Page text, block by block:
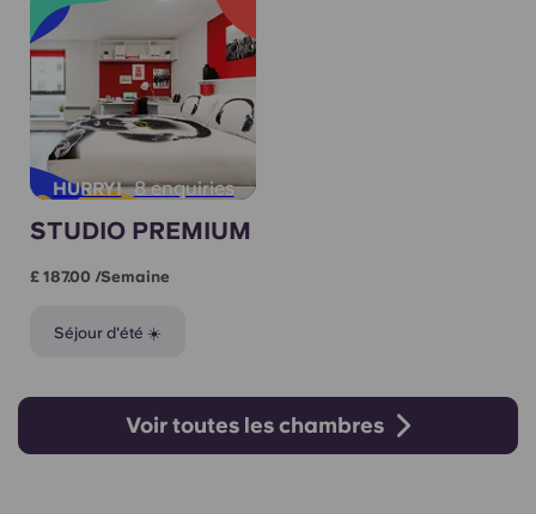
HURRY! 8 enquiries
STUDIO PREMIUM
£ 187.00 /semaine
Séjour d'été ☀️
Voir toutes les chambres